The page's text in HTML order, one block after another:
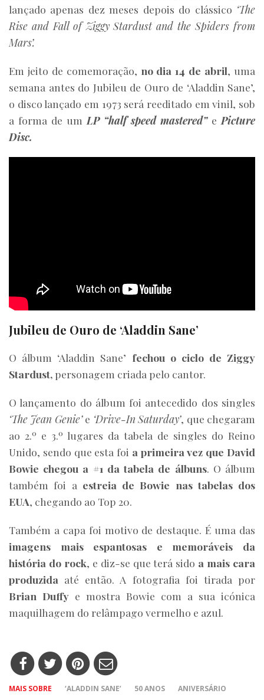
lançado apenas dez meses depois do clássico ‘The
Rise and Fall of Ziggy Stardust and the Spiders from
Mars’.
Em jeito de comemoração, no dia 14 de abril, uma
semana antes do Jubileu de Ouro de ‘Aladdin Sane’,
o disco lançado em 1973 será reeditado em vinil, sob
a forma de um LP “half speed mastered”e Picture
Disc.
Jubileu de Ouro de ‘Aladdin Sane’
O álbum ‘Aladdin Sane’ fechou o ciclo de Ziggy
Stardust, personagem criada pelo cantor.
O lançamento do álbum foi antecedido dos singles
‘The Jean Genie’e ‘Drive-In Saturday’, que chegaram
ao 2.º e 3.º lugares da tabela de singles do Reino
Unido, sendo que esta foi a primeira vez que David
Bowie chegou a #1 da tabela de álbuns. O álbum
também foi a estreia de Bowie nas tabelas dos
EUA, chegando ao Top 20.
Também a capa foi motivo de destaque. É uma das
imagens mais espantosas e memoráveis da
história do rock, e diz-se que terá sido a mais cara
produzida até então. A fotografia foi tirada por
Brian Duffy e mostra Bowie com a sua icónica
maquilhagem do relâmpago vermelho e azul.
MAIS SOBRE ‘ALADDIN SANE’ 50 ANOS
ANIVERSÁRIO